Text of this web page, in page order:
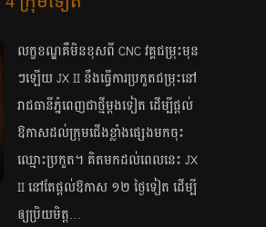
លក្ខខណ្ឌ​គឺ​មិន​ខុស​ពី​ CNC​ វគ្គ​ជម្រុះ​មុន​
ៗ​ឡើយ JX II នឹង​ធ្វើ​ការ​ប្រកួត​ជម្រុះ​នៅ​
រាជ​ធានី​ភ្នំពេញ​ជា​ថ្មី​ម្ដង​ទៀត ដើម្បី​ផ្ដល់​
ឱកាស​ដល់​ក្រុម​ជើង​ខ្លាំង​ផ្សេង​មក​ចុះ​
ឈ្មោះ​ប្រកួត​។ គិត​មក​ដល់​ពេល​នេះ JX
II នៅ​តែ​ផ្ដល់​ឱកាស​ ១២ ថ្ងៃ​ទៀត ដើម្បី​
ឲ្យ​ប្រិយមិត្ត​…